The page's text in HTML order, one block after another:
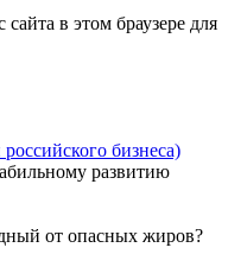
в этом браузере для
бизнеса)
развитию
от опасных жиров?